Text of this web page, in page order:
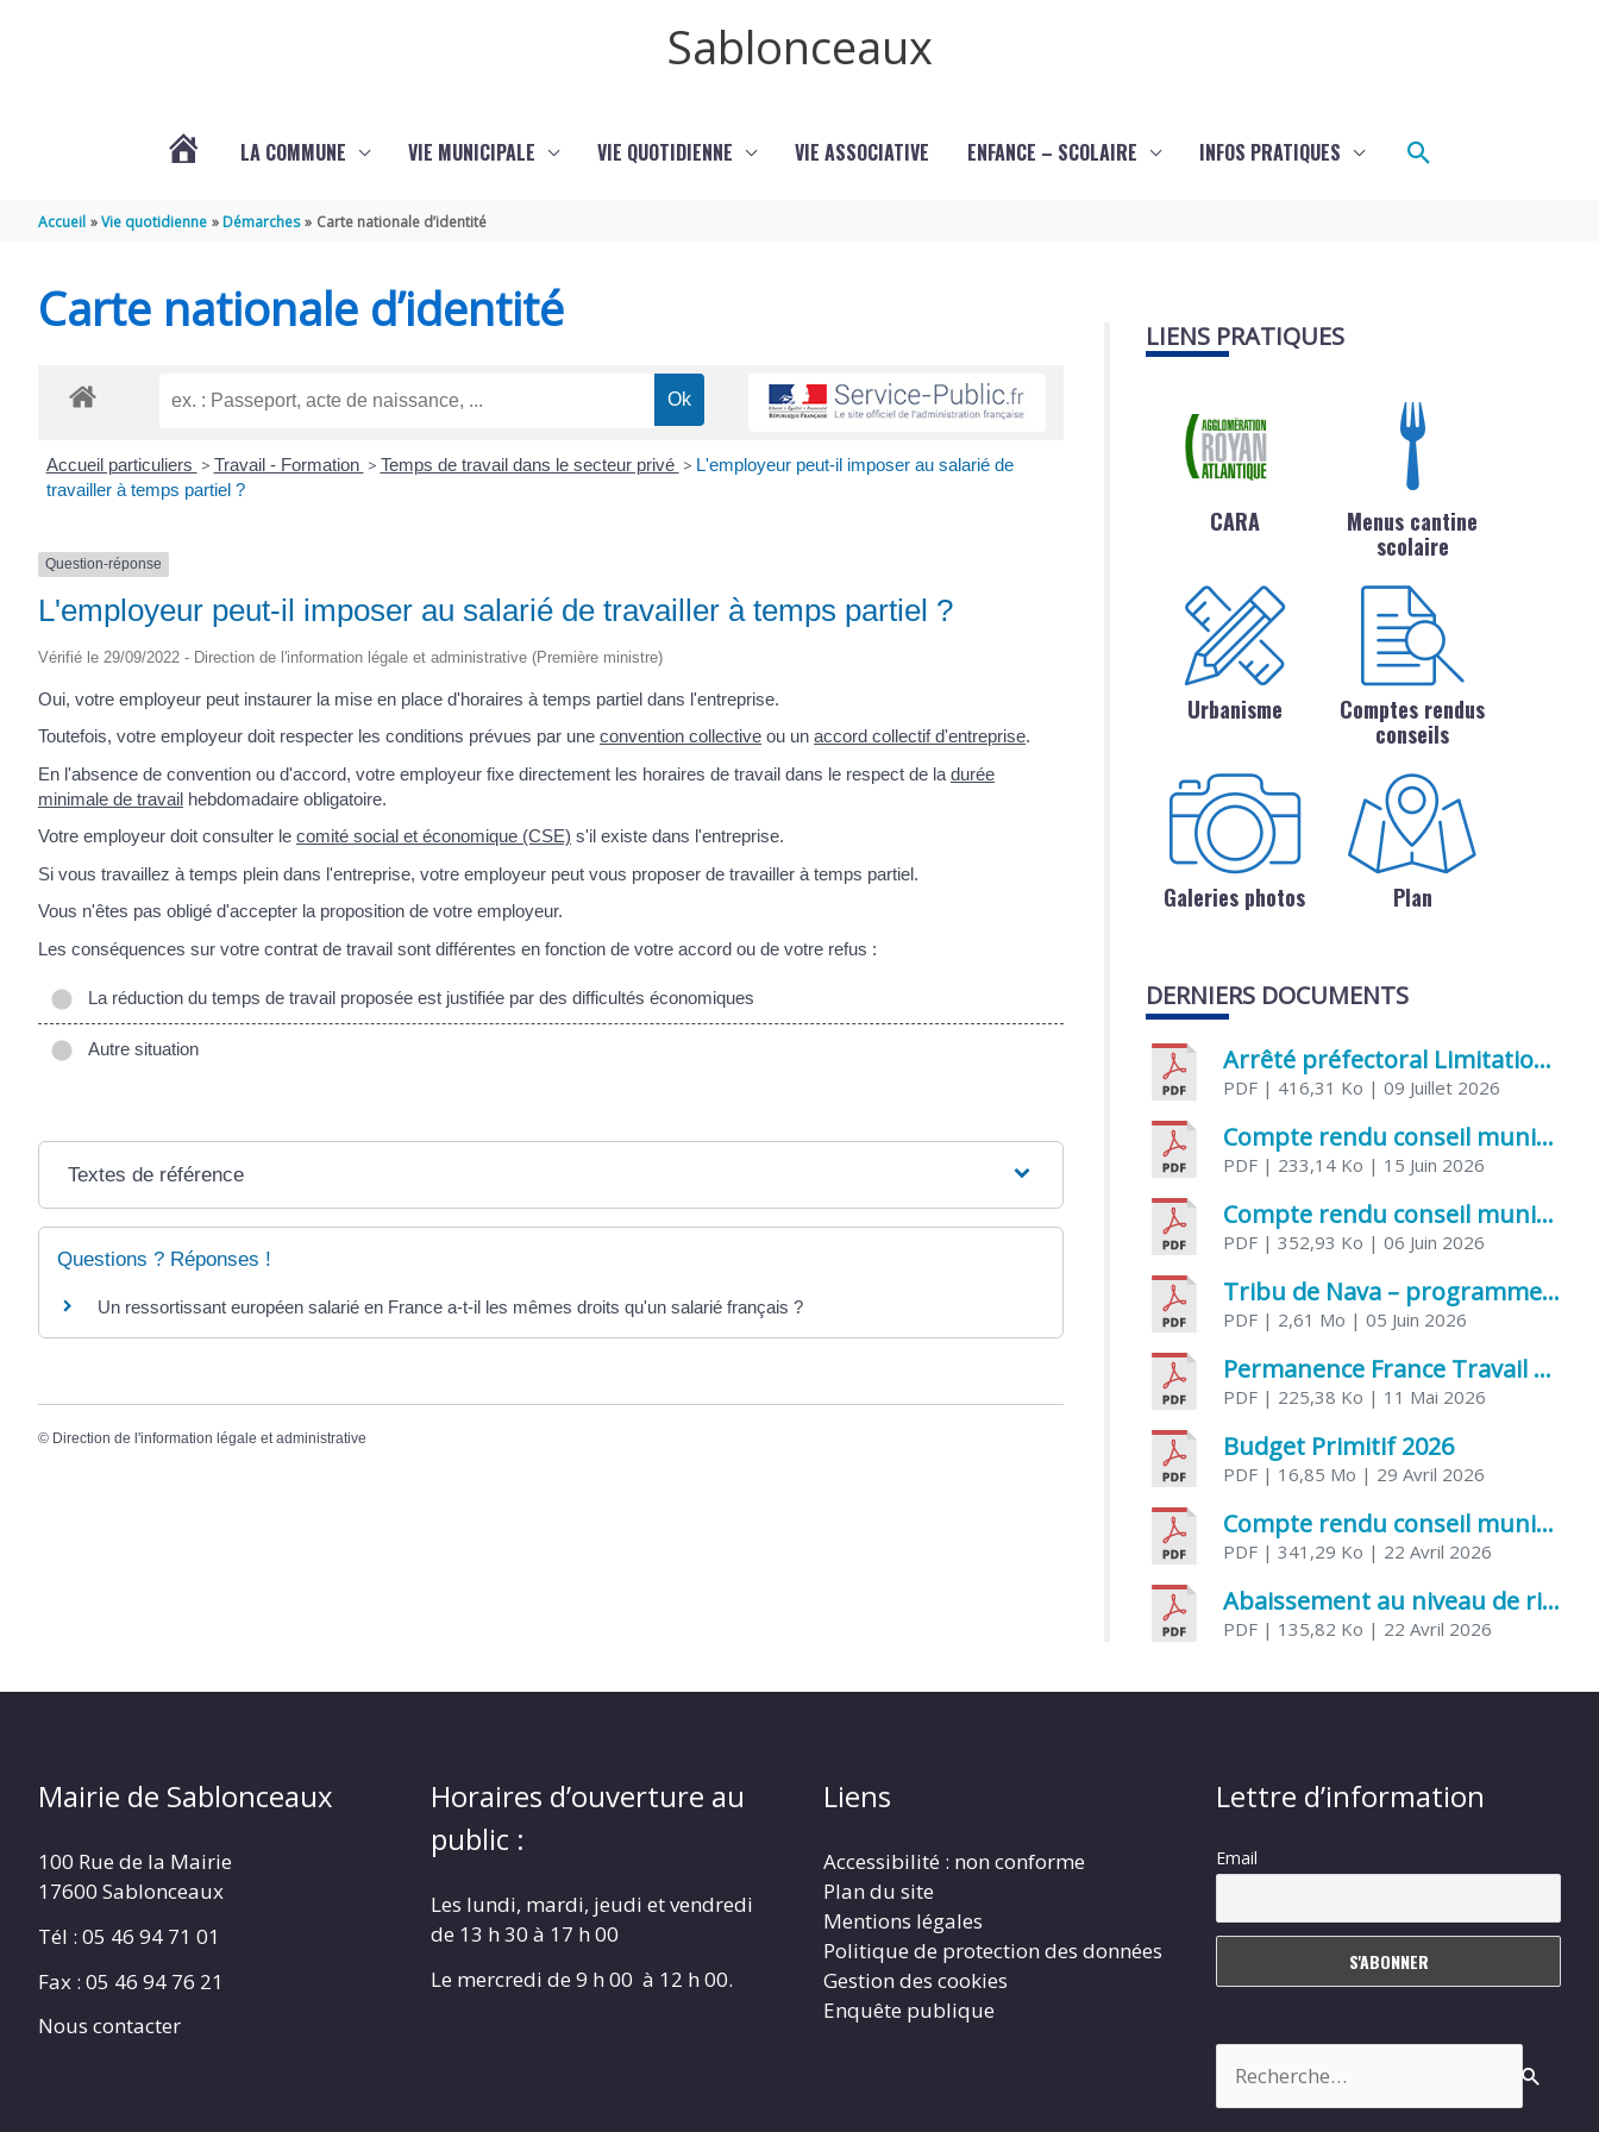
Sablonceaux
LA COMMUNE VIE MUNICIPALE VIE QUOTIDIENNE VIE ASSOCIATIVE ENFANCE – SCOLAIRE INFOS PRATIQUES Rechercher
Accueil Vie quotidienne Démarches Carte nationale d’identité
Carte nationale d’identité
Accueil particuliers > Travail - Formation > Temps de travail dans le secteur privé > L'employeur peut-il imposer au salarié de
travailler à temps partiel ?
Question-réponse
L'employeur peut-il imposer au salarié de travailler à temps partiel ?
Vérifié le 29/09/2022 - Direction de l'information légale et administrative (Première ministre)
Oui, votre employeur peut instaurer la mise en place d'horaires à temps partiel dans l'entreprise.
Toutefois, votre employeur doit respecter les conditions prévues par une convention collective ou un accord collectif d'entreprise.
En l'absence de convention ou d'accord, votre employeur fixe directement les horaires de travail dans le respect de la durée
minimale de travail hebdomadaire obligatoire.
Votre employeur doit consulter le comité social et économique (CSE) s'il existe dans l'entreprise.
Si vous travaillez à temps plein dans l'entreprise, votre employeur peut vous proposer de travailler à temps partiel.
Vous n'êtes pas obligé d'accepter la proposition de votre employeur.
Les conséquences sur votre contrat de travail sont différentes en fonction de votre accord ou de votre refus :
La réduction du temps de travail proposée est justifiée par des difficultés économiques
Autre situation
Textes de référence
Questions ? Réponses !
Un ressortissant européen salarié en France a-t-il les mêmes droits qu'un salarié français ?
© Direction de l'information légale et administrative
LIENS PRATIQUES
CARA
Menus cantine
scolaire
Urbanisme
Comptes rendus
conseils
Galeries photos Plan
DERNIERS DOCUMENTS
Arrêté préfectoral Limitation provisoire des usages de l’eau
PDF | 416,31 Ko | 09 Juillet 2026
Compte rendu conseil municipal 5 juin 2026 sénatoriale
PDF | 233,14 Ko | 15 Juin 2026
Compte rendu conseil municipal – 21 avril 2026
PDF | 352,93 Ko | 06 Juin 2026
Tribu de Nava – programme et inscriptions été 2026
PDF | 2,61 Mo | 05 Juin 2026
Permanence France Travail au CCAS de Saujon Juin 2026
PDF | 225,38 Ko | 11 Mai 2026
Budget Primitif 2026
PDF | 16,85 Mo | 29 Avril 2026
Compte rendu conseil municipal – 7 avril 2026
PDF | 341,29 Ko | 22 Avril 2026
Abaissement au niveau de risque modéré de l’Influenza aviaire
PDF | 135,82 Ko | 22 Avril 2026
Mairie de Sablonceaux
100 Rue de la Mairie
17600 Sablonceaux
Tél : 05 46 94 71 01
Fax : 05 46 94 76 21
Nous contacter
Horaires d’ouverture au
public :
Les lundi, mardi, jeudi et vendredi
de 13 h 30 à 17 h 00
Le mercredi de 9 h 00 à 12 h 00.
Liens
Accessibilité : non conforme
Plan du site
Mentions légales
Politique de protection des données
Gestion des cookies
Enquête publique
Lettre d’information
Email